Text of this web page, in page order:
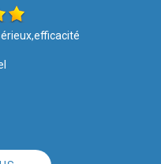
et rapidité. Merci pour